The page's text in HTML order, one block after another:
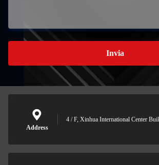
Invia
Address
4 / F, Xinhua International Center